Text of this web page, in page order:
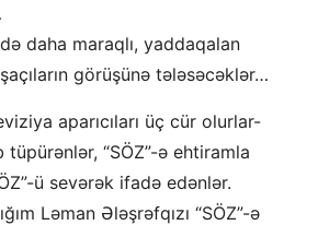
daha maraqlı, yaddaqalan
görüşünə tələsəcəklər…
aparıcıları üç cür olurlar-
tüpürənlər, “SÖZ”-ə ehtiramla
ü sevərək ifadə edənlər.
Ləman Ələşrəfqızı “SÖZ”-ə